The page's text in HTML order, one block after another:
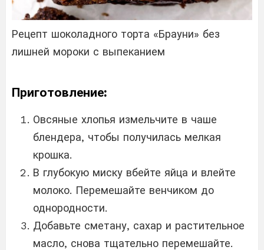
Рецепт шоколадного торта «Брауни» без
лишней мороки с выпеканием
Приготовление:
Овсяные хлопья измельчите в чаше
блендера, чтобы получилась мелкая
крошка.
В глубокую миску вбейте яйца и влейте
молоко. Перемешайте венчиком до
однородности.
Добавьте сметану, сахар и растительное
масло, снова тщательно перемешайте.